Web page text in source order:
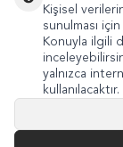
HIZLI ERIŞIM
Kişisel
sunulması
Konuyla ilgili
yalnızca
kullanılacaktır.